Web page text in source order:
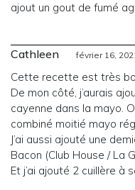
ajout un gout de fumé
Cathleen février 16,
Cette recette est très
De mon côté, j’aurais
cayenne dans la mayo.
combiné moitié mayo
J’ai aussi ajouté une
Bacon (Club House / La
Et j’ai ajouté 2 cuillère à